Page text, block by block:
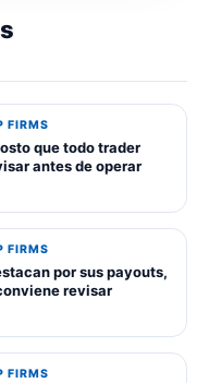
FIRMS
que todo trader
antes de operar
FIRMS
por sus payouts,
revisar
FIRMS